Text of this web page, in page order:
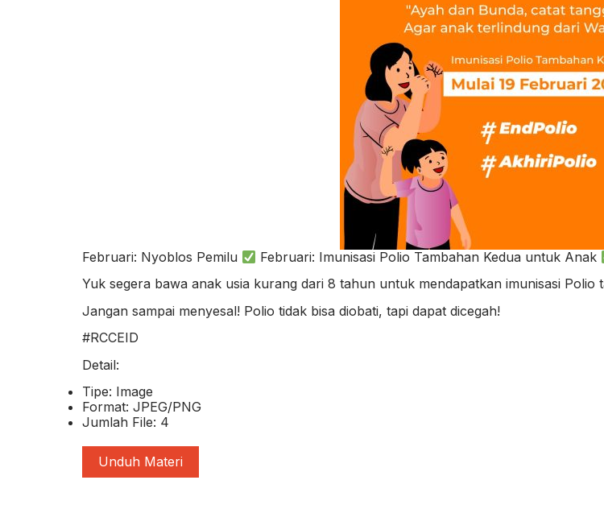
Februari: Nyoblos Pemilu
Februari: Imunisasi Polio Tambahan Kedua untuk Anak
Yuk segera bawa anak usia kurang dari 8 tahun untuk mendapatkan imunisasi Polio
Jangan sampai menyesal! Polio tidak bisa diobati, tapi dapat dicegah!
#RCCEID
Detail:
Tipe: Image
Format: JPEG/PNG
Jumlah File: 4
Unduh Materi